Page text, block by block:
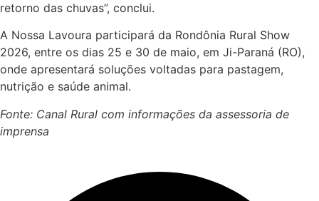
retorno das chuvas”, conclui.
A Nossa Lavoura participará da Rondônia Rural Show
2026, entre os dias 25 e 30 de maio, em Ji-Paraná (RO),
onde apresentará soluções voltadas para pastagem,
nutrição e saúde animal.
Fonte: Canal Rural com informações da assessoria de
imprensa